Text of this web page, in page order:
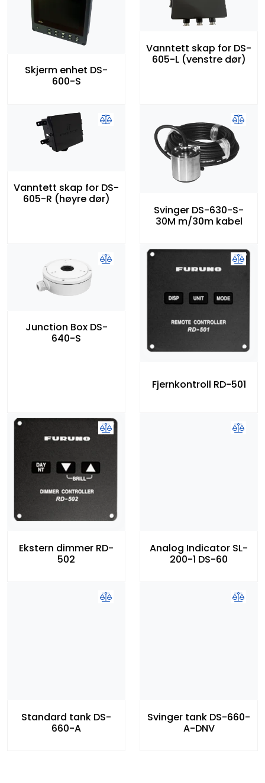
Skjerm enhet DS-
600-S
Vanntett skap for DS-
605-L (venstre dør)
Vanntett skap for DS-
605-R (høyre dør)
Svinger DS-630-S-
30M m/30m kabel
Junction Box DS-
640-S
Fjernkontroll RD-501
Ekstern dimmer RD-
502
Analog Indicator SL-
200-1 DS-60
Standard tank DS-
660-A
Svinger tank DS-660-
A-DNV